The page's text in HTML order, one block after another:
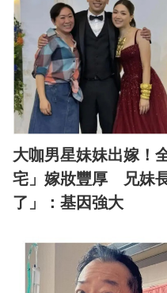
大咖男星妹妹出嫁！
宅」嫁妝豐厚 兄妹
了」：基因強大